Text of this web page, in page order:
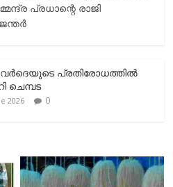
പ്രധാന്റെ രാജി
പ്രതിരോധത്തില്‍
ചെമ്പട
2026 0